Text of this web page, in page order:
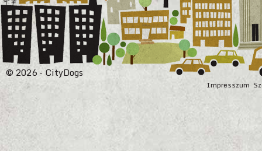
Impresszum
© 2026 - CityDogs